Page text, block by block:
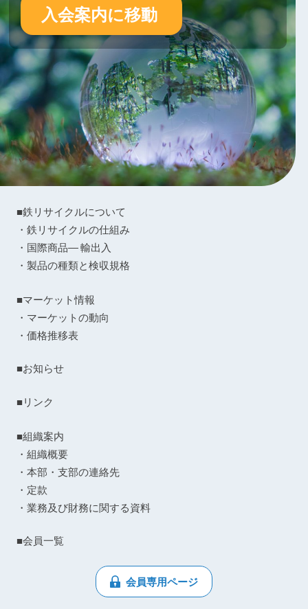
入会案内に移動
■鉄リサイクルについて
・鉄リサイクルの仕組み
・国際商品― 輸出入
・製品の種類と検収規格
■マーケット情報
・マーケットの動向
・価格推移表
■お知らせ
■リンク
■組織案内
・組織概要
・本部・支部の連絡先
・定款
・業務及び財務に関する資料
■会員一覧
会員専用ページ